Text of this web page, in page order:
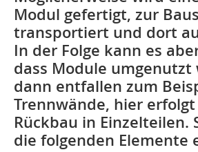
Modul gefertigt, zur
transportiert und dort
In der Folge kann es
dass Module umgenutzt
dann entfallen zum
Trennwände, hier
Rückbau in Einzelteilen.
die folgenden Elemente